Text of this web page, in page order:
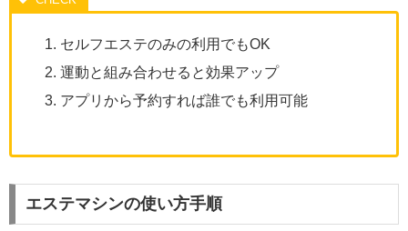
セルフエステのみの利用でもOK
運動と組み合わせると効果アップ
アプリから予約すれば誰でも利用可能
エステマシンの使い方手順